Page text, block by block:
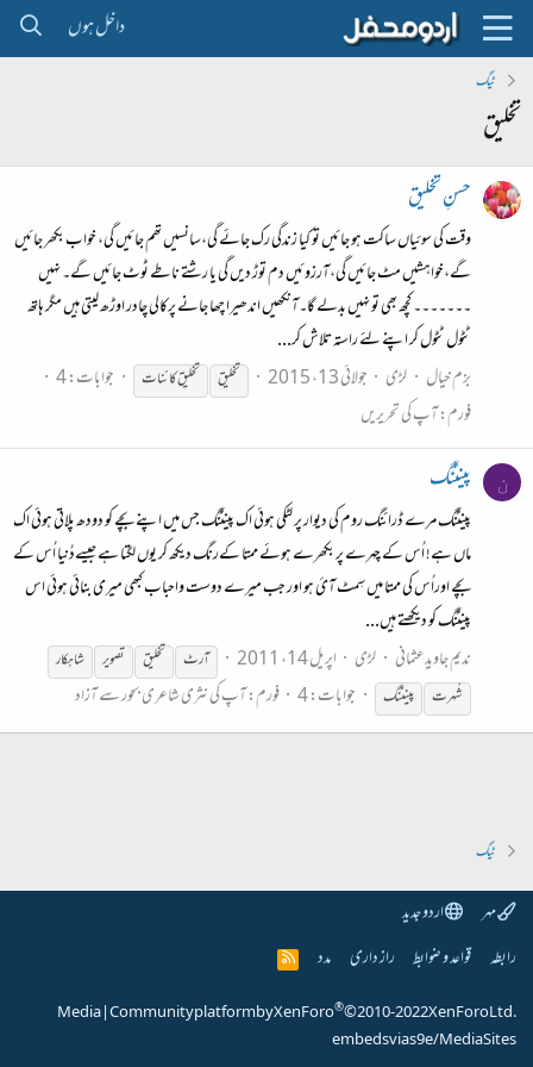
داخل ہوں
ٹیگ
تخلیق
حسنِ تخلیق
وقت کی سوئیاں ساکت ہو جائیں تو کیا زندگی رک جائے گی،سانسیں تھم جائیں گی، خواب بکھر جائیں
گے،خواہشیں مٹ جائیں گی،آرزوئیں دم توڑ دیں گی یا رشتے ناطے ٹوٹ جائیں گے۔ نہیں
۔۔۔۔۔۔۔ کچھ بھی تو نہیں بدلے گا۔آنکھیں اندھیرا چھا جانے پرکالی چادر اوڑھ لیتی ہیں مگر ہاتھ
ٹٹول ٹٹول کر اپنے لئے راستہ تلاش کر...
بزم خیال
لڑی جولائی 13، 2015 تخلیق تخلیقکائنات
جوابات: 4
فورم:آپ کی تحریریں
ن پینٹنگ
پینٹنگ مرے ڈرائنگ روم کی دیوار پر لٹکی ہوئی اک پینٹنگ جس میں اپنے بچے کو دودھ پلاتی ہوئی اک
ماں ہے! اُس کے چہرے پر بکھرے ہوئے ممتا کےرنگ دیکھ کر یوں لگتا ہے جیسےدُنیا اُس کے
بچے اوراُس کی ممتا میں سِمٹ آئ ہو اور جب میرے دوست واحباب کبھی میری بنائی ہوئی اس
پینٹنگ کو دیکھتے ہیں...
ندیم جاویدعثمانی لڑی اپریل 14، 2011 آرٹ تخلیق تصویر
شاہکار
شُہرت
پینٹنگ جوابات: 4 فورم:آپ کی نثری شاعری بحور سے آزاد
ٹیگ
مہر
اردو جدید
رابطہ قواعد و ضوابط راز داری مدد
R
S
Community platform by XenForo®© 2010-2022 XenForo Ltd.
|
Media
embeds via s9e/MediaSites